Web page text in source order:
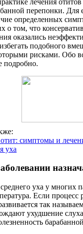
перепонки. Для
определенных
о том, что
оказались
подобного
рисками. Обо
подробно.
симптомы и
уха
уха у многих
Если процесс
так
ухудшение